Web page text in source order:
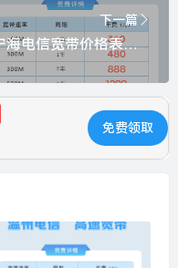
下一篇
宁海电信宽带价格表最新查询？推荐电信100M包1年仅需360元
免费领取